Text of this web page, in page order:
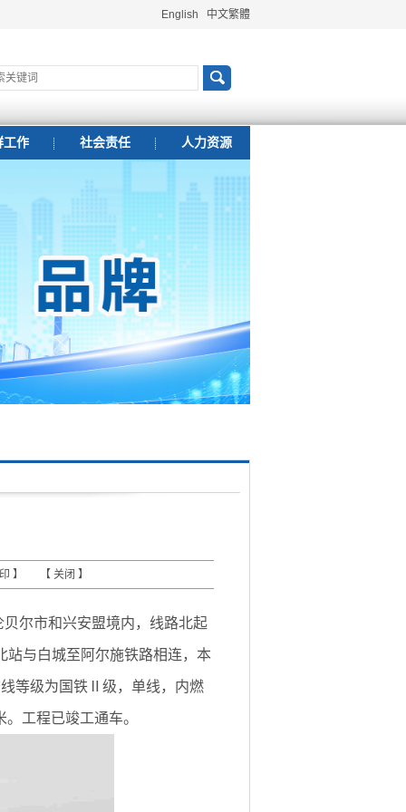
English 中文繁體
工作 社会责任 人力资源
】 【 关闭 】
尔市和兴安盟境内，线路北起
站与白城至阿尔施铁路相连，本
等级为国铁Ⅱ级，单线，内燃
工程已竣工通车。